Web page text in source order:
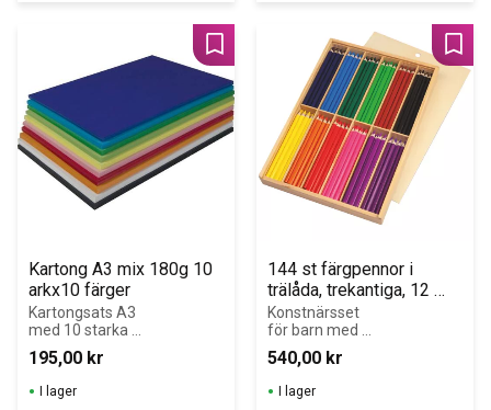
Kartong A3 mix 180g 10
arkx10 färger
Kartongsats A3
med 10 starka
färger. 10 ark x
10 färger.
195,00 kr
Lägg till i favoriter
I lager
144 st färgpennor i
trälåda, trekantiga, 12
färger
Konstnärsset
för barn med
144 trekantiga
färgpennor i 12
färger –
bekväma att
540,00 kr
I lager